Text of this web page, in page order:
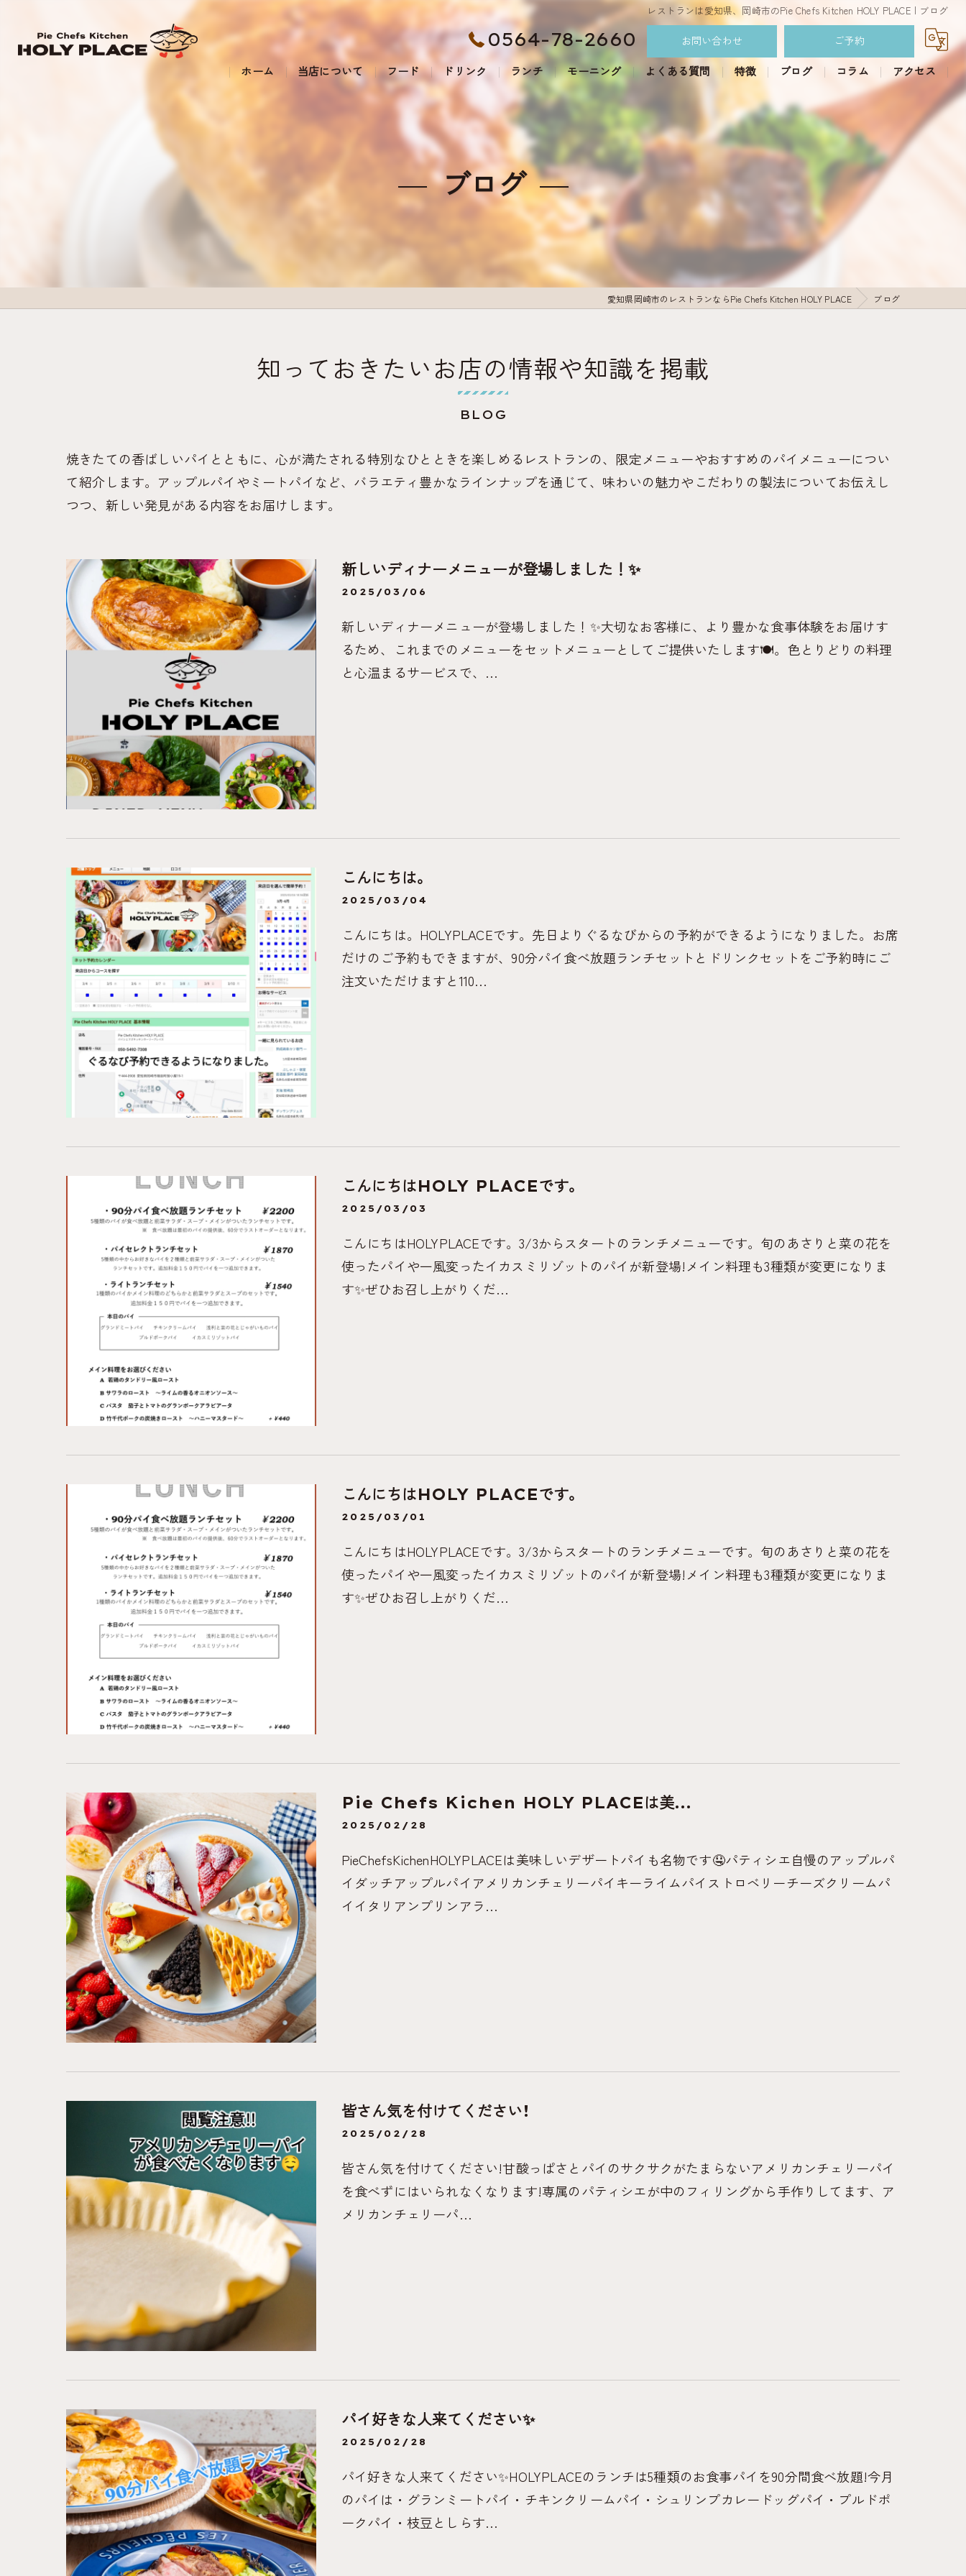
レストランは愛知県、岡崎市のPie Chefs Kitchen HOLY PLACE | ブログ
0564-78-2660 お問い合わせ ご予約
ホーム 当店について フード ドリンク ランチ モーニング よくある質問 特徴
カフェ
パイ
おかずパイ
食べ放題ランチ
ブログ コラム アクセス
ブログ
愛知県岡崎市のレストランならPie Chefs Kitchen HOLY PLACE ブログ
知っておきたいお店の情報や知識を掲載
BLOG
焼きたての香ばしいパイとともに、心が満たされる特別なひとときを楽しめるレストランの、限定メニューやおすすめのパイメニューについ
て紹介します。アップルパイやミートパイなど、バラエティ豊かなラインナップを通じて、味わいの魅力やこだわりの製法についてお伝えし
つつ、新しい発見がある内容をお届けします。
新しいディナーメニューが登場しました！✨
2025/03/06
新しいディナーメニューが登場しました！✨大切なお客様に、より豊かな食事体験をお届けす
るため、これまでのメニューをセットメニューとしてご提供いたします🍽️。色とりどりの料理
と心温まるサービスで、…
こんにちは。
2025/03/04
こんにちは。HOLYPLACEです。先日よりぐるなびからの予約ができるようになりました。お席
だけのご予約もできますが、90分パイ食べ放題ランチセットとドリンクセットをご予約時にご
注文いただけますと110…
こんにちはHOLY PLACEです。
2025/03/03
こんにちはHOLYPLACEです。3/3からスタートのランチメニューです。旬のあさりと菜の花を
使ったパイや一風変ったイカスミリゾットのパイが新登場!メイン料理も3種類が変更になりま
す✨ぜひお召し上がりくだ…
こんにちはHOLY PLACEです。
2025/03/01
こんにちはHOLYPLACEです。3/3からスタートのランチメニューです。旬のあさりと菜の花を
使ったパイや一風変ったイカスミリゾットのパイが新登場!メイン料理も3種類が変更になりま
す✨ぜひお召し上がりくだ…
Pie Chefs Kichen HOLY PLACEは美...
2025/02/28
PieChefsKichenHOLYPLACEは美味しいデザートパイも名物です🤤パティシエ自慢のアップルパ
イダッチアップルパイアメリカンチェリーパイキーライムパイストロベリーチーズクリームパ
イイタリアンプリンアラ…
皆さん気を付けてください!
2025/02/28
皆さん気を付けてください!甘酸っぱさとパイのサクサクがたまらないアメリカンチェリーパイ
を食べずにはいられなくなります!専属のパティシエが中のフィリングから手作りしてます、ア
メリカンチェリーパ…
パイ好きな人来てください✨
2025/02/28
パイ好きな人来てください✨HOLYPLACEのランチは5種類のお食事パイを90分間食べ放題!今月
のパイは・グランミートパイ・チキンクリームパイ・シュリンプカレードッグパイ・プルドポ
ークパイ・枝豆としらす…